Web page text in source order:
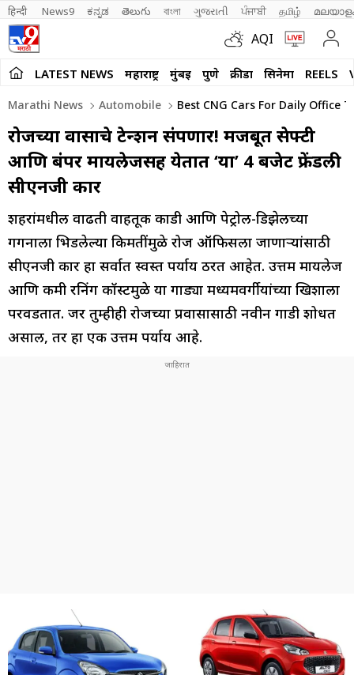
हिन्दी News9 ಕನ್ನಡ తెలుగు বাংলা ગુજરાતી ਪੰਜਾਬੀ தமிழ்
AQI
LATEST NEWS महाराष्ट्र मुंबई पुणे क्रीडा सिनेमा REELS
Marathi News Automobile Best CNG Cars For Daily Office
रोजच्या प्रवासाचे टेन्शन संपणार! मजबूत सेफ्टी
आणि बंपर मायलेजसह येतात ‘या’ 4 बजेट फ्रेंडली
सीएनजी कार
शहरांमधील वाढती वाहतूक कोंडी आणि पेट्रोल-डिझेलच्या
गगनाला भिडलेल्या किमतींमुळे रोज ऑफिसला जाणाऱ्यांसाठी
सीएनजी कार हा सर्वात स्वस्त पर्याय ठरत आहेत. उत्तम मायलेज
आणि कमी रनिंग कॉस्टमुळे या गाड्या मध्यमवर्गीयांच्या खिशाला
परवडतात. जर तुम्हीही रोजच्या प्रवासासाठी नवीन गाडी शोधत
असाल, तर हा एक उत्तम पर्याय आहे.